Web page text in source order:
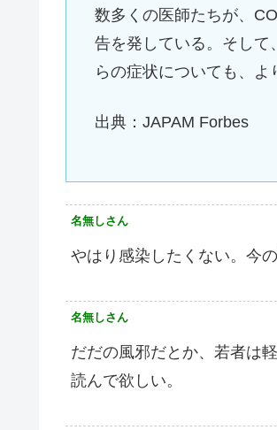
数多くの医師たちが、
告を発している。そして
らの症状についても、よ
出典：JAPAM Forbes
名無しさん
やはり感染したくない。今
名無しさん
だだの風邪だとか、若者は
読んで欲しい。